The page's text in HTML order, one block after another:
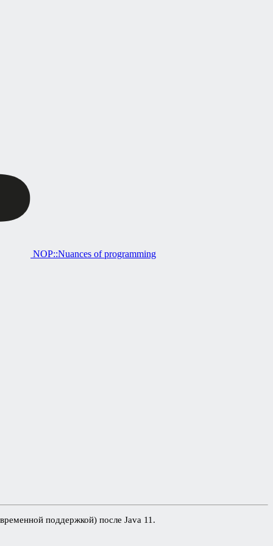
NOP::Nuances of programming
поддержкой) после Java 11.